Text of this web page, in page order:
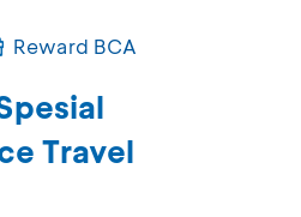
Reward BCA
Travel